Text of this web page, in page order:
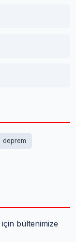
deprem
bültenimize